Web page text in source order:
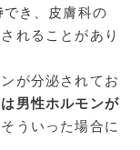
でき、皮膚科の
されることがあり
が分泌されてお
男性ホルモンが
ういった場合に